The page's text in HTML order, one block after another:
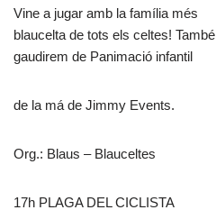
Vine a jugar amb la família més
blaucelta de tots els celtes! També
gaudirem de Panimació infantil
de la má de Jimmy Events.
Org.: Blaus – Blauceltes
17h PLAGA DEL CICLISTA